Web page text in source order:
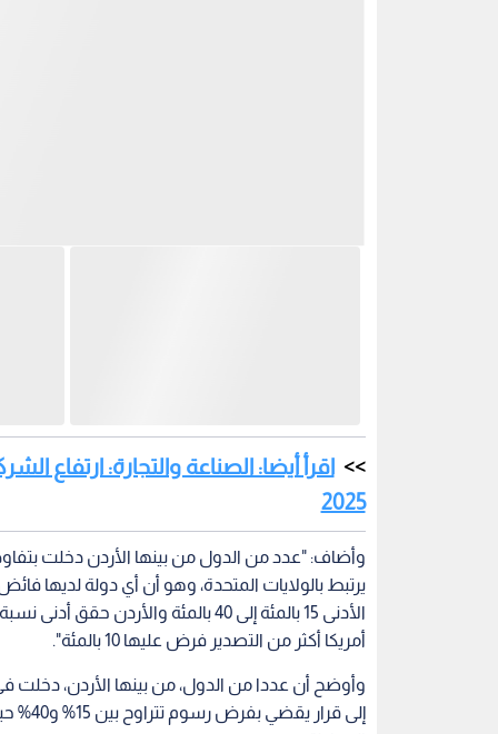
2025
وأضاف: "عدد من الدول من بينها الأردن دخلت
يرتبط بالولايات المتحدة، وهو أن أي دولة لديها
أمريكا أكثر من التصدير فرض عليها 10 بالمئة".
وأوضح أن عددا من الدول، من بينها الأردن، دخلت